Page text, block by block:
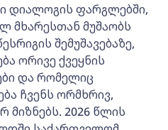
დიალოგის ფარგლებში,
მხარესთან მუშაობს
შემუშავებაზე,
ორივე ქვეყნის
და რომელიც
ჩვენს ორმხრივ,
2026 წლის